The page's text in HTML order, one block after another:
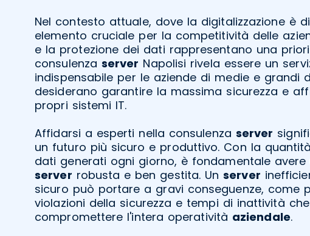
Nel contesto attuale, dove la digitalizzazione è
elemento cruciale per la competitività delle
e la protezione dei dati rappresentano una
consulenza server Napolisi rivela essere un
indispensabile per le aziende di medie e grandi
desiderano garantire la massima sicurezza e
propri sistemi IT.
Affidarsi a esperti nella consulenza server
un futuro più sicuro e produttivo. Con la
dati generati ogni giorno, è fondamentale
server robusta e ben gestita. Unserver
sicuro può portare a gravi conseguenze, come
violazioni della sicurezza e tempi di inattività
compromettere l'intera operatività aziendale.